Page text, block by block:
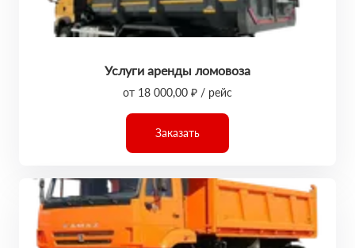
Услуги аренды ломовоза
от 18 000,00 ₽ / рейс
Заказать